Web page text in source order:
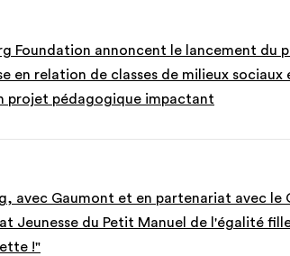
Foundation annoncent le lancement du
en relation de classes de milieux
projet pédagogique impactant
avec Gaumont et en partenariat avec le
Jeunesse du Petit Manuel de l'égalité
!"